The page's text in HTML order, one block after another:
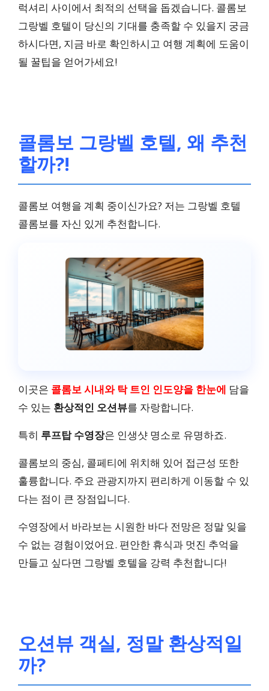
럭셔리 사이에서 최적의 선택을 돕겠습니다. 콜롬보
그랑벨 호텔이 당신의 기대를 충족할 수 있을지 궁금
하시다면, 지금 바로 확인하시고 여행 계획에 도움이
될 꿀팁을 얻어가세요!
콜롬보 그랑벨 호텔, 왜 추천
할까?!
콜롬보 여행을 계획 중이신가요? 저는 그랑벨 호텔
콜롬보를 자신 있게 추천합니다.
이곳은 콜롬보 시내와 탁 트인 인도양을 한눈에 담을
수 있는 환상적인 오션뷰를 자랑합니다.
특히 루프탑 수영장은 인생샷 명소로 유명하죠.
콜롬보의 중심, 콜페티에 위치해 있어 접근성 또한
훌륭합니다. 주요 관광지까지 편리하게 이동할 수 있
다는 점이 큰 장점입니다.
수영장에서 바라보는 시원한 바다 전망은 정말 잊을
수 없는 경험이었어요. 편안한 휴식과 멋진 추억을
만들고 싶다면 그랑벨 호텔을 강력 추천합니다!
오션뷰 객실, 정말 환상적일
까?